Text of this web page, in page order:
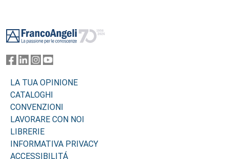
LA TUA OPINIONE
CATALOGHI
CONVENZIONI
LAVORARE CON NOI
LIBRERIE
INFORMATIVA PRIVACY
ACCESSIBILITÁ